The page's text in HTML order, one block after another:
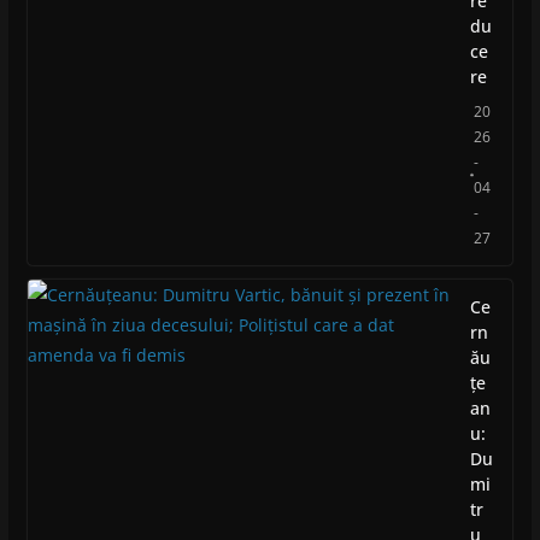
du
ce
re
20
26
-
04
-
27
Ce
rn
ău
țe
an
u:
Du
mi
tr
u